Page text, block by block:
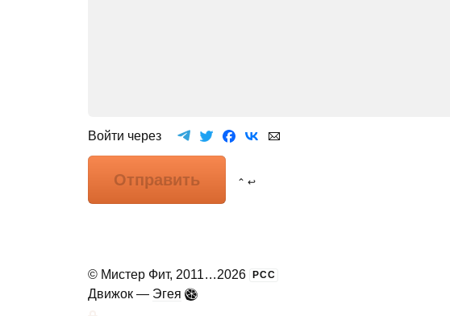
Войти через
Отправить ⌃ ↩
© Мистер Фит, 2011...2026 РСС
Движок — Эгея